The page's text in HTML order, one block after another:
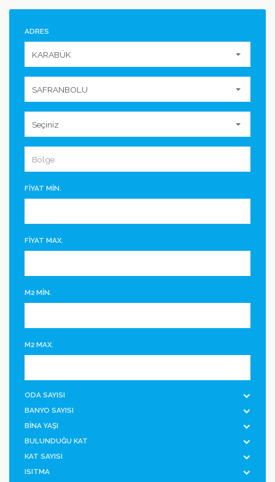
ADRES
FİYAT MİN.
FİYAT MAX.
M2 MİN.
M2 MAX.
ODA SAYISI
BANYO SAYISI
BİNA YAŞI
BULUNDUĞU KAT
KAT SAYISI
ISITMA